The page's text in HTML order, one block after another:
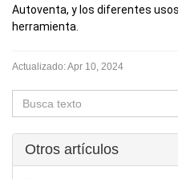
Autoventa, y los diferentes
herramienta.
Actualizado:Apr 10, 2024
Otros artí­culos